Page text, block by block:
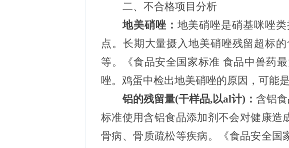
二、不合格项目分析
地美硝唑 ： 地美硝唑是硝基咪唑类
点。长期大量摄入地美硝唑残留超标
等。《食品安全国家标准 食品中兽药
唑。鸡蛋中检出地美硝唑的原因 ，可能
铝的残留量(干样品,以al计)： 含铝
标准使用含铝食品添加剂不会对健康造
骨病、骨质疏松等疾病。《食品安全国